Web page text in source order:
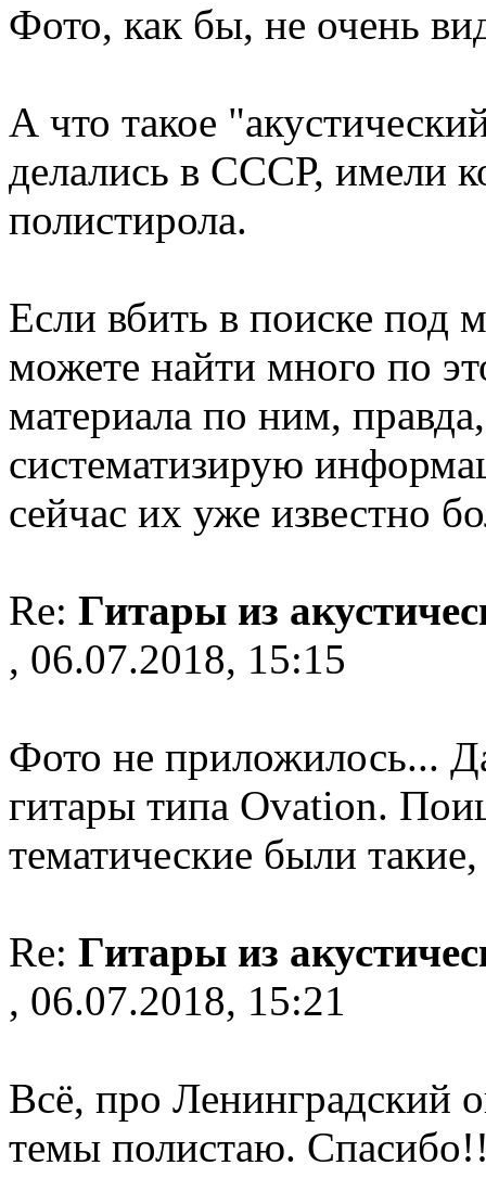
Фото, как бы, не очень
А что такое
делались в СССР, имели
полистирола.
Если вбить в поиске под
можете найти много по
материала по ним,
систематизирую
сейчас их уже известно
Re: Гитары из
, 06.07.2018, 15:15
Фото не приложилось...
гитары типа Ovation.
тематические были такие,
Re: Гитары из
, 06.07.2018, 15:21
Всё, про Ленинградский
темы полистаю.